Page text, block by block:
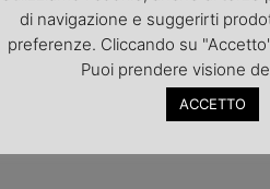
di navigazione e suggerirti
preferenze. Cliccando su
Puoi prendere visione
ACCETTO